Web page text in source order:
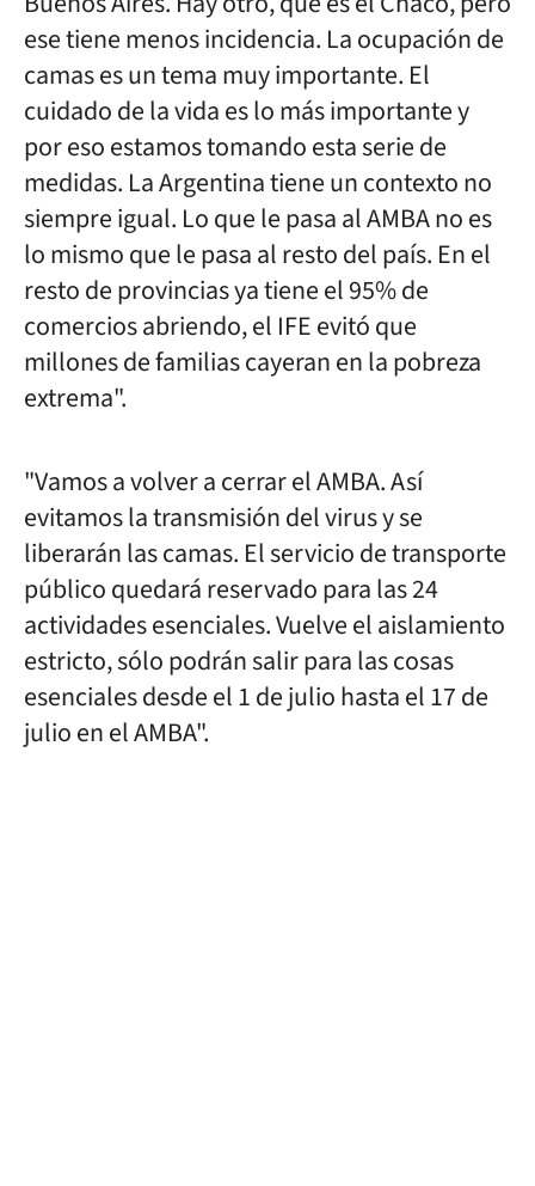
ese tiene menos incidencia. La ocupación de
camas es un tema muy importante. El
cuidado de la vida es lo más importante y
por eso estamos tomando esta serie de
medidas. La Argentina tiene un contexto no
siempre igual. Lo que le pasa al AMBA no es
lo mismo que le pasa al resto del país. En el
resto de provincias ya tiene el 95% de
comercios abriendo, el IFE evitó que
millones de familias cayeran en la pobreza
extrema".
"Vamos a volver a cerrar el AMBA. Así
evitamos la transmisión del virus y se
liberarán las camas. El servicio de transporte
público quedará reservado para las 24
actividades esenciales. Vuelve el aislamiento
estricto, sólo podrán salir para las cosas
esenciales desde el 1 de julio hasta el 17 de
julio en el AMBA".